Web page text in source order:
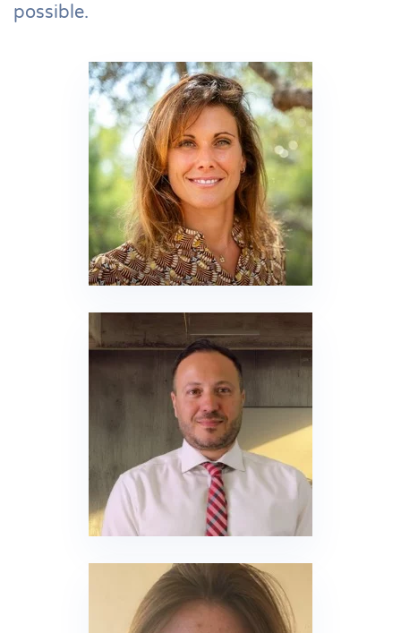
possible.